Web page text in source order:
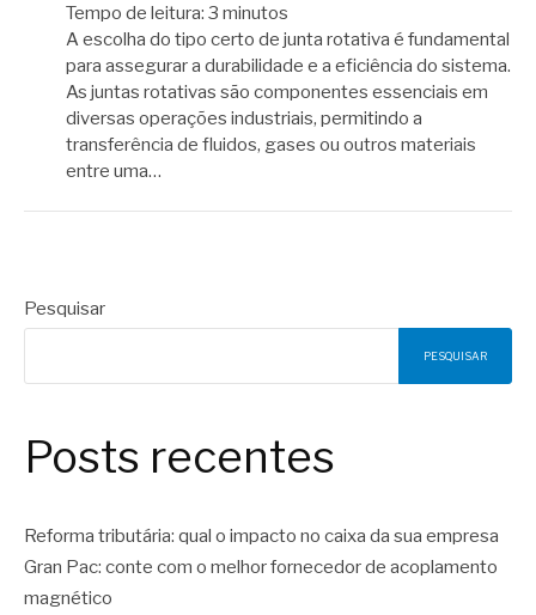
Tempo de leitura: 3 minutos
A escolha do tipo certo de junta rotativa é fundamental
para assegurar a durabilidade e a eficiência do sistema.
As juntas rotativas são componentes essenciais em
diversas operações industriais, permitindo a
transferência de fluidos, gases ou outros materiais
entre uma…
Pesquisar
PESQUISAR
Posts recentes
Reforma tributária: qual o impacto no caixa da sua empresa
Gran Pac: conte com o melhor fornecedor de acoplamento
magnético